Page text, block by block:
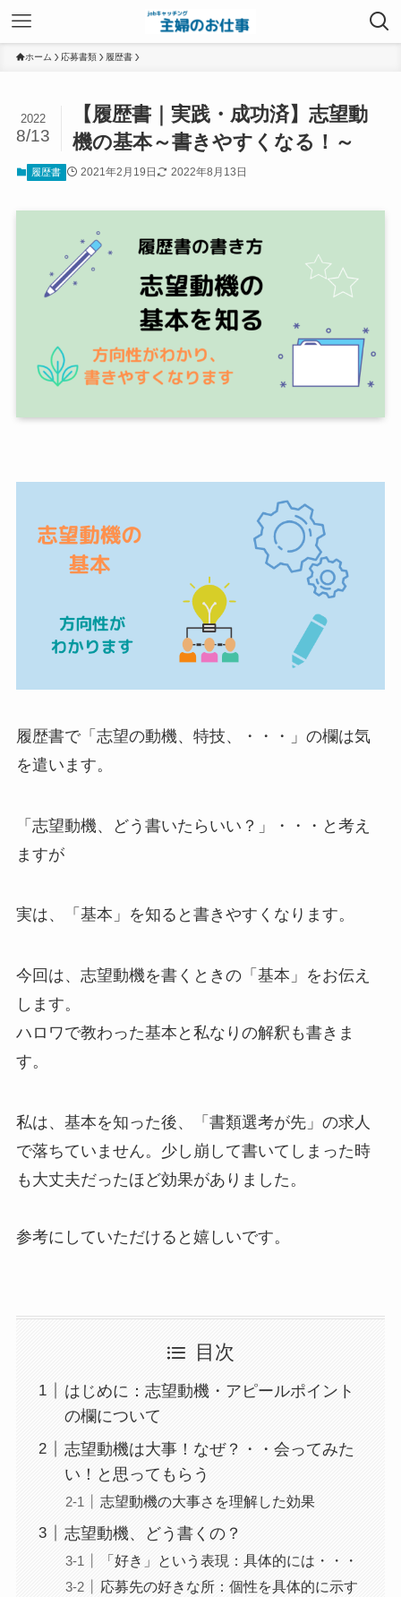
ホーム 応募書類 履歴書
【履歴書｜実践・成功済】志望動
機の基本～書きやすくなる！～
2022
8/13
履歴書 2021年2月19日 2022年8月13日
履歴書で「志望の動機、特技、・・・」の欄は気
を遣います。
「志望動機、どう書いたらいい？」・・・と考え
ますが
実は、「基本」を知ると書きやすくなります。
今回は、志望動機を書くときの「基本」をお伝え
します。
ハロワで教わった基本と私なりの解釈も書きま
す。
私は、基本を知った後、「書類選考が先」の求人
で落ちていません。少し崩して書いてしまった時
も大丈夫だったほど効果がありました。
参考にしていただけると嬉しいです。
目次
はじめに：志望動機・アピールポイント
の欄について
志望動機は大事！なぜ？・・会ってみた
い！と思ってもらう
志望動機の大事さを理解した効果
志望動機、どう書くの？
「好き」という表現：具体的には・・・
応募先の好きな所：個性を具体的に示す